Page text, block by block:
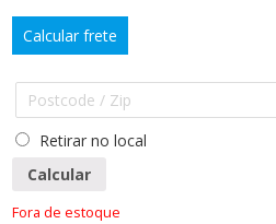
Calcular frete
Retirar no local
Calcular
Fora de estoque